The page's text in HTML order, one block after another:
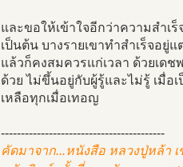
และขอให้เข้าใจอีกว่าความสำเ
เป็นต้น บางรายเขาทำสำเร็จอ
แล้วก็คงสมควรแก่เวลา ด้วยเ
ด้วย ไม่ขึ้นอยู่กับผู้รู้และไม่รู้ เมื่อ
เหลือทุกเมื่อเทอญ
-----------------------------------------
คัดมาจาก...หนังสือ หลวงปู่หล้า